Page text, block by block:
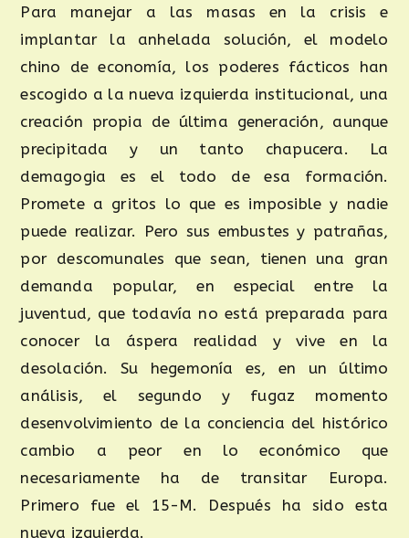
Para manejar a las masas en la crisis e
implantar la anhelada solución, el modelo
chino de economía, los poderes fácticos han
escogido a la nueva izquierda institucional, una
creación propia de última generación, aunque
precipitada y un tanto chapucera. La
demagogia es el todo de esa formación.
Promete a gritos lo que es imposible y nadie
puede realizar. Pero sus embustes y patrañas,
por descomunales que sean, tienen una gran
demanda popular, en especial entre la
juventud, que todavía no está preparada para
conocer la áspera realidad y vive en la
desolación. Su hegemonía es, en un último
análisis, el segundo y fugaz momento
desenvolvimiento de la conciencia del histórico
cambio a peor en lo económico que
necesariamente ha de transitar Europa.
Primero fue el 15-M. Después ha sido esta
nueva izquierda.